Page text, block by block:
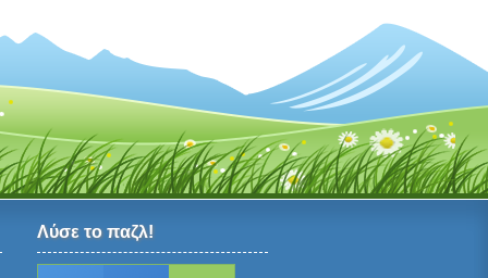
Λύσε το παζλ!